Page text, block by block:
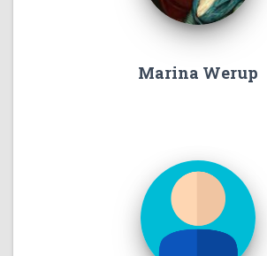
Marina Werup